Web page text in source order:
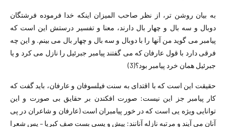
به بیان روشن تر، از نظر صاحب المیزان اینکه خدا فرموده فرشتگان
دوبال و سه بال و چهار بال دارند، معنا و تفسیر درستش این است که
پیامبر می گوید من آنها را با دوبال و سه بال و چهار بال می بینم. و این چه
فرقی دارد با قول عارفان که می گفتند پیامبر جبرئیل را نازل می کرد و یا
جبرئیل همان خرد پیامبر بود؟(3)
حقیقت این است که با اقتدای به سنت فیلسوفان و عارفان، باید گفت که
کار پیامبر جز این نیست: صورت افکندن بر حقایق بی صورت و این
توانایی ویژه یی است که در خور پیامبران است (عارفان و شاعران در پی
آنان می آیند و مرتبه نازله آنانند: پیش و پسی بست صف کبریا – پس شعرا